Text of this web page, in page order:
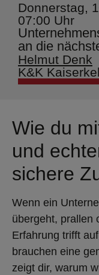
Donnerstag,
07:00 Uhr
an die
Helmut Denk
K&K
Wie du
und
sichere
Wenn ein
übergeht, prallen
Erfahrung trifft
brauchen eine
zeigt dir, warum